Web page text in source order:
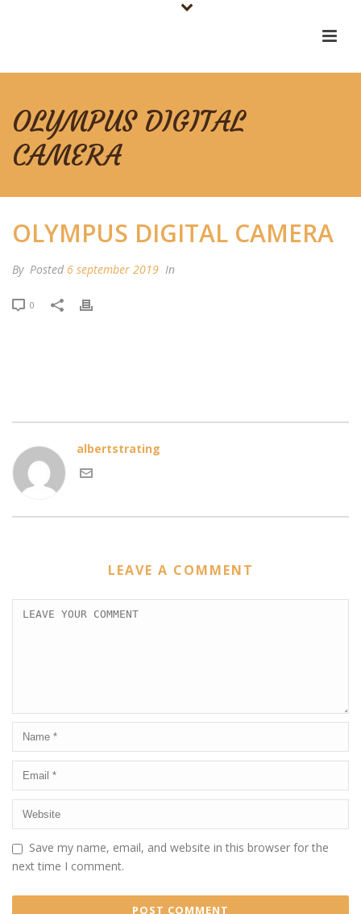
OLYMPUS DIGITAL
CAMERA
OLYMPUS DIGITAL CAMERA
By Posted 6 september 2019 In
0
albertstrating
LEAVE A COMMENT
Save my name, email, and website in this browser for the
next time I comment.